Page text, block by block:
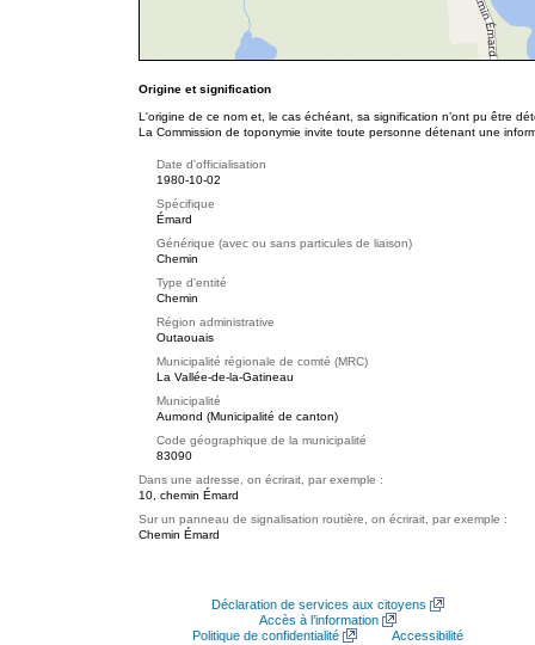
Origine et signification
L'origine de ce nom et, le cas échéant, sa signification n’ont pu être
La Commission de toponymie invite toute personne détenant une
Date d'officialisation
1980-10-02
Spécifique
Émard
Générique (avec ou sans particules de liaison)
Chemin
Type d'entité
Chemin
Région administrative
Outaouais
Municipalité régionale de comté (MRC)
La Vallée-de-la-Gatineau
Municipalité
Aumond (Municipalité de canton)
Code géographique de la municipalité
83090
Dans une adresse, on écrirait, par exemple :
10, chemin Émard
Sur un panneau de signalisation routière, on écrirait, par exemple :
Chemin Émard
Déclaration de services aux citoyens
Accès à l’information
Politique de confidentialité
Accessibilité